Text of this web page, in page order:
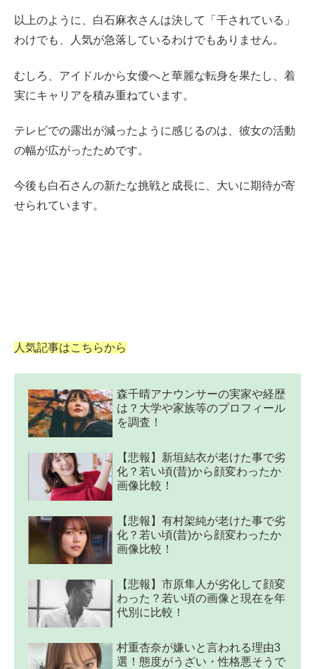
以上のように、白石麻衣さんは決して「干されている」
わけでも、人気が急落しているわけでもありません。
むしろ、アイドルから女優へと華麗な転身を果たし、着
実にキャリアを積み重ねています。
テレビでの露出が減ったように感じるのは、彼女の活動
の幅が広がったためです。
今後も白石さんの新たな挑戦と成長に、大いに期待が寄
せられています。
人気記事はこちらから
森千晴アナウンサーの実家や経歴
は？大学や家族等のプロフィール
を調査！
【悲報】新垣結衣が老けた事で劣
化？若い頃(昔)から顔変わったか
画像比較！
【悲報】有村架純が老けた事で劣
化？若い頃(昔)から顔変わったか
画像比較！
【悲報】市原隼人が劣化して顔変
わった？若い頃の画像と現在を年
代別に比較！
村重杏奈が嫌いと言われる理由3
選！態度がうざい・性格悪そうで